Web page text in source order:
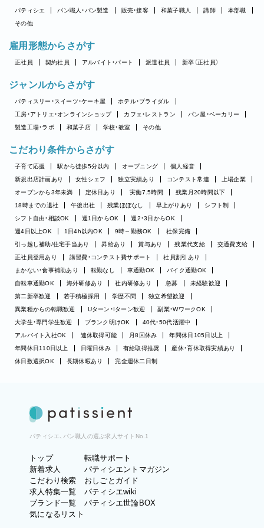
パティシエ パン職人・パン製造 販売・接客 和菓子職人 講師
本部職
その他
雇用形態からさがす
正社員 契約社員 アルバイト・パート 派遣社員 新卒（正社員）
ジャンルからさがす
パティスリー・スイーツ・ケーキ屋
ホテル・ブライダル
工房・アトリエ・オンラインショップ
カフェ・レストラン
パン屋・ベーカリー
製造工場・ラボ
和菓子店 学校・教室 その他
こだわり条件からさがす
子育て応援 駅から徒歩5分以内 オープニング
個人経営
新規出店計画あり
女性シェフ 独立実績あり コンテスト常連
上場企業
オープンから3年未満
定休日あり 実働7.5時間
残業月20時間以下
18時までの退社
午後出社 残業ほぼなし 早上がりあり
シフト制
シフト自由・相談OK
週1日からOK
週2・3日からOK
週4日以上OK
1日4h以内OK 9時～勤務OK
社保完備
引っ越し補助/住宅手当あり
昇給あり 賞与あり 残業代支給
交通費支給
正社員登用あり
講習費・コンテスト費サポート
社員割引あり
まかない・食事補助あり
転勤なし 車通勤OK
バイク通勤OK
自転車通勤OK
海外研修あり 社内研修あり 急募
未経験歓迎
第二新卒歓迎
若手積極採用 学歴不問
独立希望歓迎
異業種からの転職歓迎
Uターン・Iターン歓迎
副業・WワークOK
大学生・専門学生歓迎
ブランク明けOK
40代・50代活躍中
アルバイト入社OK
連休取得可能 月8回休み
年間休日105日以上
年間休日110日以上
日曜日休み 有給取得推奨
産休・育休取得実績あり
休日数選択OK
長期休暇あり 完全週休二日制
パティシエ、パン職人の選ぶ求人サイトNo.1
トップ
新着求人
こだわり検索
求人特集一覧
ブランド一覧
気になるリスト
転職サポート
パティシエントマガジン
おしごとガイド
パティシエwiki
パティシエ世論BOX